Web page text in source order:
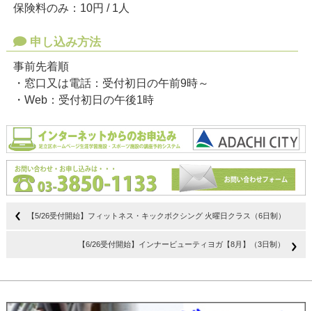
保険料のみ：10円 / 1人
申し込み方法
事前先着順
・窓口又は電話：受付初日の午前9時～
・Web：受付初日の午後1時
【5/26受付開始】フィットネス・キックボクシング 火曜日クラス（6日制）
【6/26受付開始】インナービューティヨガ【8月】（3日制）